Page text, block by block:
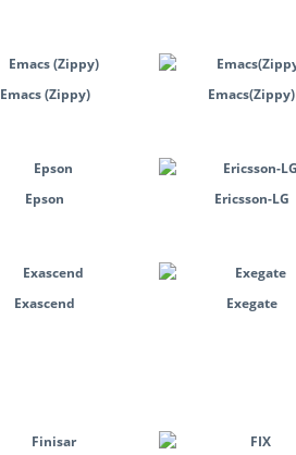
Emacs (Zippy) Emacs(Zippy)
Epson Ericsson-LG
Exascend Exegate